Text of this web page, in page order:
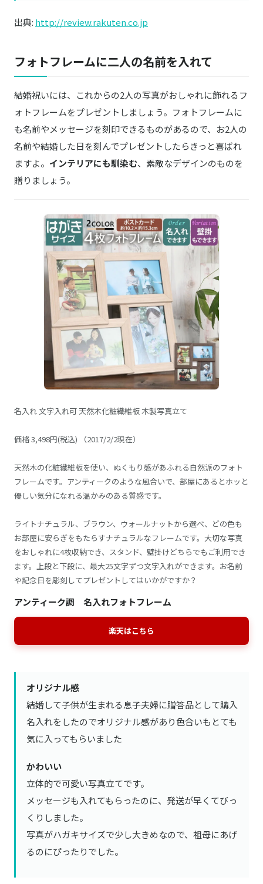
出典: http://review.rakuten.co.jp
フォトフレームに二人の名前を入れて
結婚祝いには、これからの2人の写真がおしゃれに飾れるフ
ォトフレームをプレゼントしましょう。フォトフレームに
も名前やメッセージを刻印できるものがあるので、お2人の
名前や結婚した日を刻んでプレゼントしたらきっと喜ばれ
ますよ。 インテリアにも馴染む、素敵なデザインのものを
贈りましょう。
名入れ 文字入れ可 天然木化粧繊維板 木製写真立て
価格 3,498円(税込) （2017/2/2現在）
天然木の化粧繊維板を使い、ぬくもり感があふれる自然派のフォト
フレームです。アンティークのような風合いで、部屋にあるとホッと
優しい気分になれる温かみのある質感です。
ライトナチュラル、ブラウン、ウォールナットから選べ、どの色も
お部屋に安らぎをもたらすナチュラルなフレームです。大切な写真
をおしゃれに4枚収納でき、スタンド、壁掛けどちらでもご利用でき
ます。上段と下段に、最大25文字ずつ文字入れができます。お名前
や記念日を彫刻してプレゼントしてはいかがですか？
アンティーク調 名入れフォトフレーム
楽天はこちら
オリジナル感
結婚して子供が生まれる息子夫婦に贈答品として購入
名入れをしたのでオリジナル感があり色合いもとても
気に入ってもらいました
かわいい
立体的で可愛い写真立てです。
メッセージも入れてもらったのに、発送が早くてびっ
くりしました。
写真がハガキサイズで少し大きめなので、祖母にあげ
るのにぴったりでした。